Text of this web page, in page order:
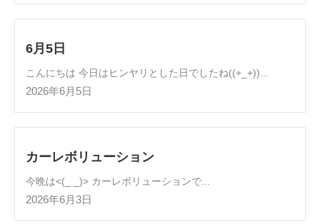
6月5日
こんにちは 今日はヒンヤリとした日でしたね((+_+))...
2026年6月5日
カーレボリューション
今晩は<(_ _)> カーレボリューションで...
2026年6月3日